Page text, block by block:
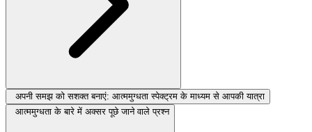
अपनी समझ को सशक्त बनाएं: आत्ममुग्धता स्पेक्ट्रम के माध्यम से आपकी यात्रा
आत्ममुग्धता के बारे में अक्सर पूछे जाने वाले प्रश्न